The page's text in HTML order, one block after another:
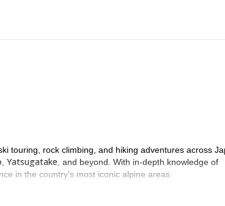
touring, rock climbing, and hiking adventures across
Yatsugatake , and beyond. With in-depth knowledge of
in the country’s most iconic alpine areas